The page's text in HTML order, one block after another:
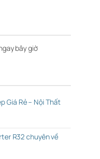
bây giờ
Giá Rẻ – Nội Thất
R32 chuyên về